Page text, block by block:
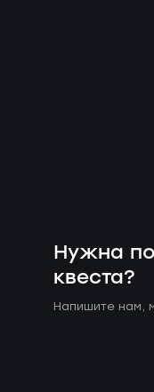
Нужна
квеста?
Напишите нам,